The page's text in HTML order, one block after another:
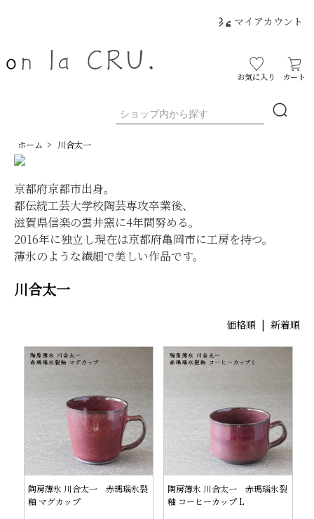
マイアカウント
お気に入り カート
ホーム > 川合太一
京都府京都市出身。
都伝統工芸大学校陶芸専攻卒業後、
滋賀県信楽の雲井窯に4年間努める。
2016年に独立し現在は京都府亀岡市に工房を持つ。
薄氷のような繊細で美しい作品です。
川合太一
価格順 | 新着順
陶房薄氷 川合太一 赤瑪瑙氷裂
釉 マグカップ
陶房薄氷 川合太一 赤瑪瑙氷裂
釉 コーヒーカップ L